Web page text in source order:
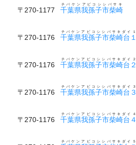
〒270-1177 千葉県我孫子市柴崎
チバケンアビコシシバサキ
〒270-1176 千葉県我孫子市柴崎台１
チバケンアビコシシバサキダイ１
〒270-1176 千葉県我孫子市柴崎台２
チバケンアビコシシバサキダイ２
〒270-1176 千葉県我孫子市柴崎台３
チバケンアビコシシバサキダイ３
〒270-1176 千葉県我孫子市柴崎台４
チバケンアビコシシバサキダイ４
チバケンアビコシシバサキダイ５